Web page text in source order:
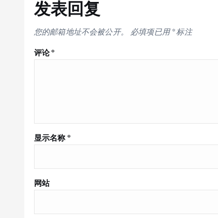
发表回复
您的邮箱地址不会被公开。 必填项已用*标注
评论*
显示名称*
网站